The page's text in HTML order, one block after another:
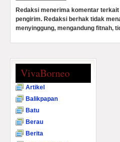
Redaksi menerima komentar
pengirim. Redaksi berhak tidak
menyinggung, mengandung fitnah,
VivaBorneo
Artikel
Balikpapan
Batu
Berau
Berita